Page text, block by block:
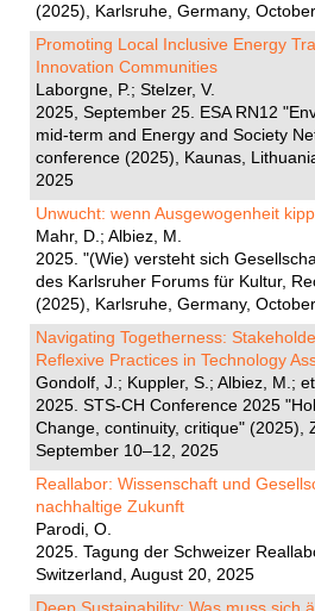
(2025), Karlsruhe, Germany,
Promoting Local Inclusive Energy
Innovation Communities
Laborgne, P.; Stelzer, V.
2025, September 25. ESA RN12
mid-term and Energy and Society
conference (2025), Kaunas,
2025
Unwucht: wenn Ausgewogenheit
Mahr, D.; Albiez, M.
2025. "(Wie) versteht sich
des Karlsruher Forums für Kultur,
(2025), Karlsruhe, Germany,
Navigating Togetherness:
Reflexive Practices in Technology
Gondolf, J.; Kuppler, S.; Albiez, M.;
2025. STS-CH Conference 2025
Change, continuity, critique" (2025),
September 10–12, 2025
Reallabor: Wissenschaft und
nachhaltige Zukunft
Parodi, O.
2025. Tagung der Schweizer
Switzerland, August 20, 2025